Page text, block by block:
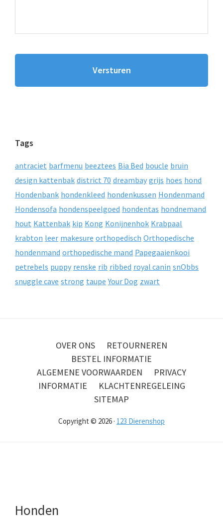
Tags
antraciet barfmenu beeztees Bia Bed boucle bruin
design kattenbak district 70 dreambay grijs hoes hond
Hondenbank hondenkleed hondenkussen Hondenmand
Hondensofa hondenspeelgoed hondentas hondnemand
hout Kattenbak kip Kong Konijnenhok Krabpaal
krabton leer makesure orthopedisch Orthopedische
hondenmand orthopedische mand Papegaaienkooi
petrebels puppy renske rib ribbed royal canin snObbs
snuggle cave strong taupe Your Dog zwart
OVER ONS
RETOURNEREN
BESTEL INFORMATIE
ALGEMENE VOORWAARDEN
PRIVACY
INFORMATIE
KLACHTENREGELEING
SITEMAP
Copyright © 2026 · 123 Dierenshop
Honden